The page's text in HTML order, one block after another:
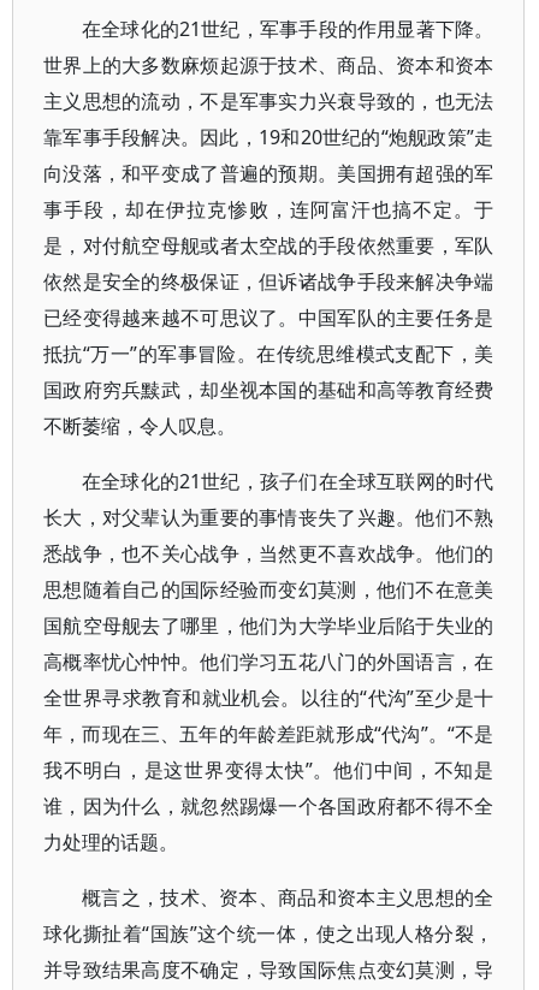
在全球化的21世纪，军事手段的作用显著下降。
世界上的大多数麻烦起源于技术、商品、资本和资本
主义思想的流动，不是军事实力兴衰导致的，也无法
靠军事手段解决。因此，19和20世纪的“炮舰政策”走
向没落，和平变成了普遍的预期。美国拥有超强的军
事手段，却在伊拉克惨败，连阿富汗也搞不定。于
是，对付航空母舰或者太空战的手段依然重要，军队
依然是安全的终极保证，但诉诸战争手段来解决争端
已经变得越来越不可思议了。中国军队的主要任务是
抵抗“万一”的军事冒险。在传统思维模式支配下，美
国政府穷兵黩武，却坐视本国的基础和高等教育经费
不断萎缩，令人叹息。
在全球化的21世纪，孩子们在全球互联网的时代
长大，对父辈认为重要的事情丧失了兴趣。他们不熟
悉战争，也不关心战争，当然更不喜欢战争。他们的
思想随着自己的国际经验而变幻莫测，他们不在意美
国航空母舰去了哪里，他们为大学毕业后陷于失业的
高概率忧心忡忡。他们学习五花八门的外国语言，在
全世界寻求教育和就业机会。以往的“代沟”至少是十
年，而现在三、五年的年龄差距就形成“代沟”。“不是
我不明白，是这世界变得太快”。他们中间，不知是
谁，因为什么，就忽然踢爆一个各国政府都不得不全
力处理的话题。
概言之，技术、资本、商品和资本主义思想的全
球化撕扯着“国族”这个统一体，使之出现人格分裂，
并导致结果高度不确定，导致国际焦点变幻莫测，导